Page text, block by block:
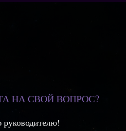
НА СВОЙ ВОПРОС?
руководителю!